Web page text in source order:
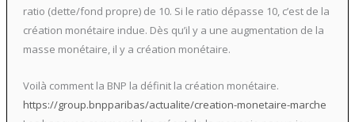
ratio (dette/fond propre) de 10. Si le ratio dépasse 10, c’est de la
création monétaire indue. Dès qu’il y a une augmentation de la
masse monétaire, il y a création monétaire.
Voilà comment la BNP la définit la création monétaire.
https://group.bnpparibas/actualite/creation-monetaire-marche